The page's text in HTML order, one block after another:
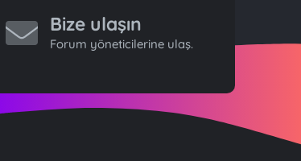
Bize ulaşın
Forum yöneticilerine ulaş.